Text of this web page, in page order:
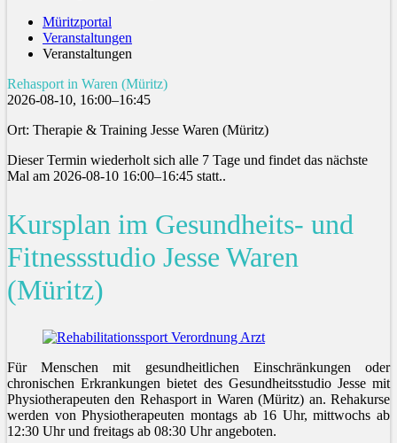
Müritzportal
Veranstaltungen
Veranstaltungen
Rehasport in Waren (Müritz)
2026-08-10, 16:00–16:45
Ort: Therapie & Training Jesse Waren (Müritz)
Dieser Termin wiederholt sich alle 7 Tage und findet das nächste
Mal am 2026-08-10 16:00–16:45 statt..
Kursplan im Gesundheits- und
Fitnessstudio Jesse Waren
(Müritz)
Für Menschen mit gesundheitlichen Einschränkungen oder
chronischen Erkrankungen bietet des Gesundheitsstudio Jesse mit
Physiotherapeuten den Rehasport in Waren (Müritz) an. Rehakurse
werden von Physiotherapeuten montags ab 16 Uhr, mittwochs ab
12:30 Uhr und freitags ab 08:30 Uhr angeboten.